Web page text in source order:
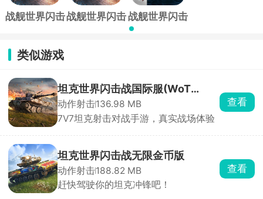
战舰世界闪击战舰世界闪击战舰世界闪击
类似游戏
坦克世界闪击战国际服(WoT
Blitz)
动作射击136.98 MB
7V7坦克射击对战手游，真实战场体验
查看
坦克世界闪击战无限金币版
动作射击188.82 MB
赶快驾驶你的坦克冲锋吧！
查看